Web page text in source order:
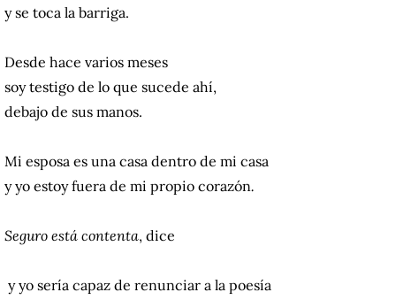
y se toca la barriga.
Desde hace varios meses
soy testigo de lo que sucede ahí,
debajo de sus manos.
Mi esposa es una casa dentro de mi casa
y yo estoy fuera de mi propio corazón.
Seguro está contenta, dice
y yo sería capaz de renunciar a la poesía